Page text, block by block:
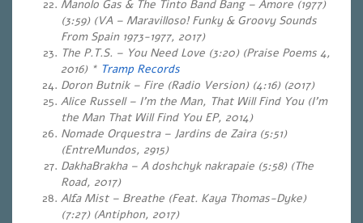
Manolo Gas & The Tinto Band Bang – Amore (1977)
(3:59) (VA – Maravilloso! Funky & Groovy Sounds
From Spain 1973-1977, 2017)
The P.T.S. – You Need Love (3:20) (Praise Poems 4,
2016) * Tramp Records
Doron Butnik – Fire (Radio Version) (4:16) (2017)
Alice Russell – I’m the Man, That Will Find You (I’m
the Man That Will Find You EP, 2014)
Nomade Orquestra – Jardins de Zaira (5:51)
(EntreMundos, 2915)
DakhaBrakha – A doshchyk nakrapaie (5:58) (The
Road, 2017)
Alfa Mist – Breathe (Feat. Kaya Thomas-Dyke)
(7:27) (Antiphon, 2017)